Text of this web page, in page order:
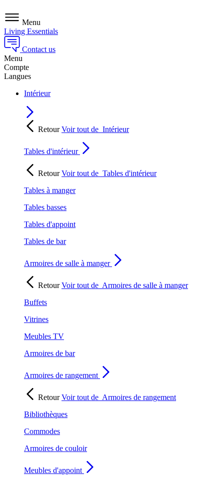
Menu
Living Essentials
Contact us
Menu
Compte
Langues
Intérieur
RetourVoir tout de Intérieur
Tables d'intérieur
RetourVoir tout de Tables d'intérieur
Tables à manger
Tables basses
Tables d'appoint
Tables de bar
Armoires de salle à manger
RetourVoir tout de Armoires de salle à manger
Buffets
Vitrines
Meubles TV
Armoires de bar
Armoires de rangement
RetourVoir tout de Armoires de rangement
Bibliothèques
Commodes
Armoires de couloir
Meubles d'appoint